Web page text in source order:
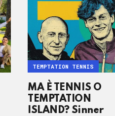
MA È TENNIS O
TEMPTATION
ISLAND? Sinner
TEMPTATION TENNIS